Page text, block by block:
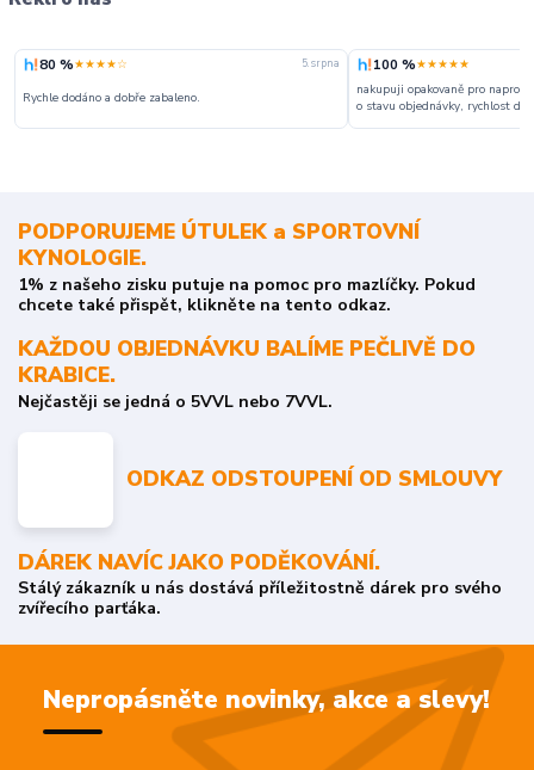
80 %★★★★☆ 5. srpna
Rychle dodáno a dobře zabaleno.
100 %★★★★★
nakupuji opakovaně pro
o stavu objednávky, rychlost
PODPORUJEME ÚTULEK a SPORTOVNÍ
KYNOLOGIE.
1% z našeho zisku putuje na pomoc pro mazlíčky. Pokud
chcete také přispět, klikněte na tento odkaz.
KAŽDOU OBJEDNÁVKU BALÍME PEČLIVĚ DO
KRABICE.
Nejčastěji se jedná o 5VVL nebo 7VVL.
ODKAZ ODSTOUPENÍ OD SMLOUVY
DÁREK NAVÍC JAKO PODĚKOVÁNÍ.
Stálý zákazník u nás dostává příležitostně dárek pro svého
zvířecího parťáka.
Nepropásněte novinky, akce a slevy!